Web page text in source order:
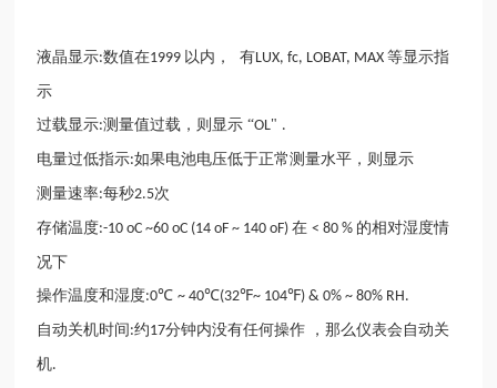
液晶显示:数值在1999 以内， 有LUX, fc, LOBAT, MAX等显示指
示
过载显示:测量值过载，则显示 “OL" .
电量过低指示:如果电池电压低于正常测量水平，则显示
测量速率:每秒2.5次
存储温度:-10 oC ~60 oC (14 oF ~ 140 oF)在< 80 % 的相对湿度情
况下
操作温度和湿度:0℃~ 40℃(32℉~ 104℉) & 0% ~ 80% RH.
自动关机时间 :约17分钟内没有任何操作 ，那么仪表会自动关
机.